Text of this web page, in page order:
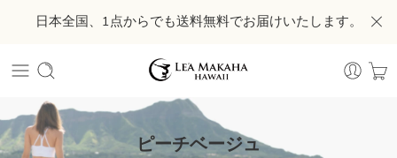
日本全国、1点からでも送料無料でお届けいたします。
ピーチベージュ